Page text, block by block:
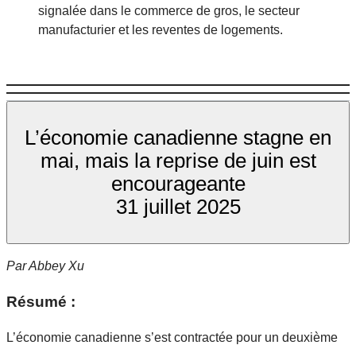
signalée dans le commerce de gros, le secteur
manufacturier et les reventes de logements.
L’économie canadienne stagne en
mai, mais la reprise de juin est
encourageante
31 juillet 2025
ParAbbey Xu
Résumé :
L’économie canadienne s’est contractée pour un deuxième